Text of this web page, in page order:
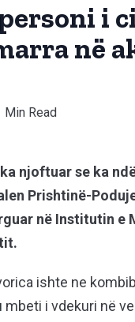
i
në
Min Read
njoftuar se ka
Prishtinë-
në Institutin e
ishte ne
mbeti i vdekuri në